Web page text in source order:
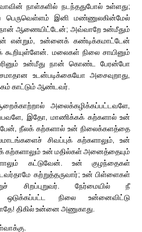
நாள்களில் நடந்ததுபோல் உள்ளது;
பெருவெள்ளம் இனி மண்ணுலகின்மேல்
நான் ஆணையிட்டேன்; அவ்வாறே உன்மீதும்
என்றும், உன்னைக் கண்டிக்கமாட்டேன்
மலைகள் நிலை சாயினும்
உன்மீது நான் கொண்ட பேரன்போ
உடன்படிக்கையோ அசைவுறாது,
காட்டும் ஆண்டவர்.
அலைக்கழிக்கப்பட்டவளே,
இதோ, மாணிக்கக் கற்களால் உன்
நீலக் கற்களால் உன் நிலைக்களத்தை
சிவப்புக் கற்களாலும், உன்
கற்களாலும் உன் மதில்கள் அனைத்தையும்
கட்டுவேன். உன் குழந்தைகள்
கற்றுத்தருவார்; உன் பிள்ளைகள்
சிறப்புறுவர். நேர்மையில் நீ
ஒடுக்கப்பட்ட நிலை உன்னைவிட்டு
திகில் உன்னை அணுகாது.